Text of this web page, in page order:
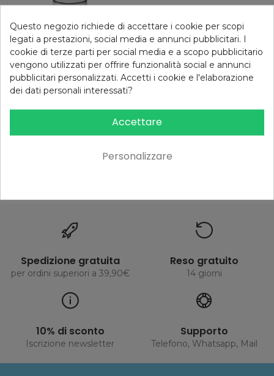
T-AGE Siero Immuno C
49,00 €
Mostrando 1 - 5 di 5 elementi
Spedizione gratuita
per ordini superiori a 39,90€
Reso gratuito
14 giorni
10% di sconto
Iscrizione newsletter
Supporto
Telefono, Whatsapp, Mail
Questo negozio richiede di accettare i cookie per scopi
legati a prestazioni, social media e annunci pubblicitari. I
cookie di terze parti per social media e a scopo pubblicitario
vengono utilizzati per offrire funzionalità social e annunci
pubblicitari personalizzati. Accetti i cookie e l'elaborazione
dei dati personali interessati?
Accettare
Personalizzare